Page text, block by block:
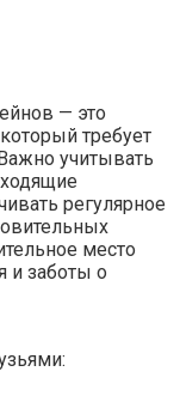
— это
требует
учитывать
регулярное
место
и заботы о